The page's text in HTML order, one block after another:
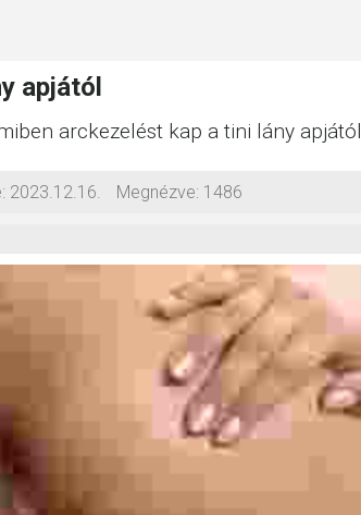
apjától
arckezelést kap a tini lány apjától.
2023.12.16. Megnézve: 1486